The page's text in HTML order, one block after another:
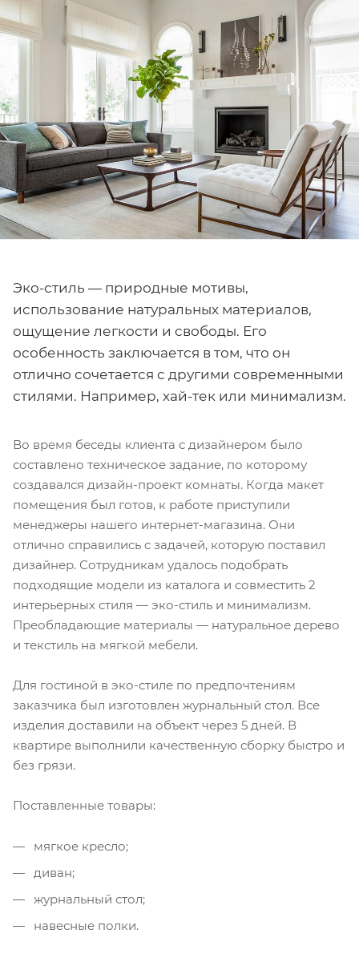
Эко-стиль — природные мотивы,
использование натуральных материалов,
ощущение легкости и свободы. Его
особенность заключается в том, что он
отлично сочетается с другими современными
стилями. Например, хай-тек или минимализм.
Во время беседы клиента с дизайнером было
составлено техническое задание, по которому
создавался дизайн-проект комнаты. Когда макет
помещения был готов, к работе приступили
менеджеры нашего интернет-магазина. Они
отлично справились с задачей, которую поставил
дизайнер. Сотрудникам удалось подобрать
подходящие модели из каталога и совместить 2
интерьерных стиля — эко-стиль и минимализм.
Преобладающие материалы — натуральное дерево
и текстиль на мягкой мебели.
Для гостиной в эко-стиле по предпочтениям
заказчика был изготовлен журнальный стол. Все
изделия доставили на объект через 5 дней. В
квартире выполнили качественную сборку быстро и
без грязи.
Поставленные товары:
мягкое кресло;
диван;
журнальный стол;
навесные полки.